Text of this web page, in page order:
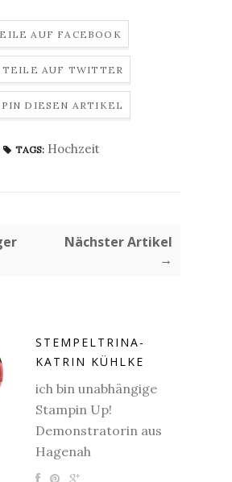
AUF FACEBOOK
TEILE AUF TWITTER
PIN DIESEN ARTIKEL
TAGS: Hochzeit
Nächster Artikel
→
STEMPELTRINA-
KATRIN KÜHLKE
ich bin unabhängige
Stampin Up!
Demonstratorin aus
Hagenah